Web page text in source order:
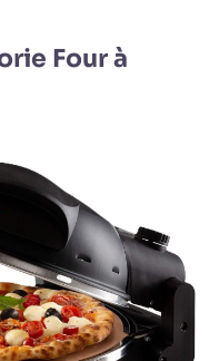
Four à